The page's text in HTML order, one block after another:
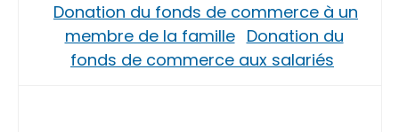
Donation du fonds de commerce à un
membre de la famille Donation du
fonds de commerce aux salariés